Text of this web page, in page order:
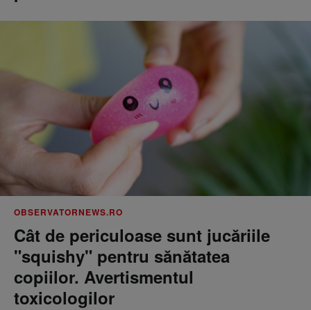
OBSERVATORNEWS.RO
Cât de periculoase sunt jucăriile
"squishy" pentru sănătatea
copiilor. Avertismentul
toxicologilor